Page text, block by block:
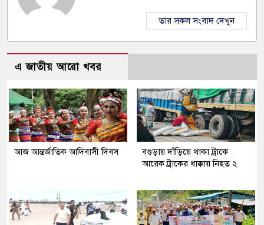
তার সকল সংবাদ দেখুন
এ জাতীয় আরো খবর
আজ আন্তর্জাতিক আদিবাসী দিবস
বগুড়ায় দাঁড়িয়ে থাকা ট্রাকে
আরেক ট্রাকের ধাক্কায় নিহত ২